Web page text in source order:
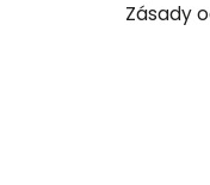
Zásady